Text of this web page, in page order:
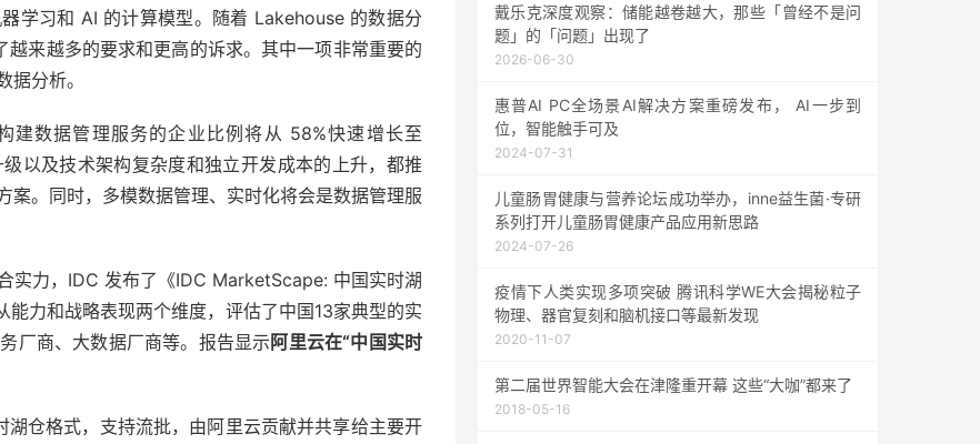
学习和 AI 的计算模型。随着 Lakehouse 的数据分
来越多的要求和更高的诉求。其中一项非常重要的
分析。
建数据管理服务的企业比例将从 58%快速增长至
以及技术架构复杂度和独立开发成本的上升，都推
。同时，多模数据管理、实时化将会是数据管理服
实力，IDC 发布了《IDC MarketScape: 中国实时湖
力和战略表现两个维度，评估了中国13家典型的实
厂商、大数据厂商等。报告显示 阿里云在“中国实时
仓格式，支持流批，由阿里云贡献并共享给主要开
戴乐克深度观察：储能越卷越大，那些「曾经不是问
题」的「问题」出现了
2026-06-30
惠普AI PC全场景AI解决方案重磅发布， AI一步到
位，智能触手可及
2024-07-31
儿童肠胃健康与营养论坛成功举办，inne益生菌·专研
系列打开儿童肠胃健康产品应用新思路
2024-07-26
疫情下人类实现多项突破 腾讯科学WE大会揭秘粒子
物理、器官复刻和脑机接口等最新发现
2020-11-07
第二届世界智能大会在津隆重开幕 这些“大咖”都来了
2018-05-16